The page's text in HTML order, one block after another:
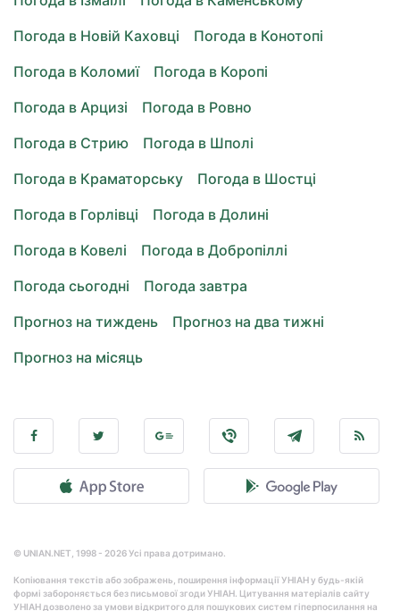
Погода в Новій Каховці
Погода в Конотопі
Погода в Коломиї
Погода в Коропі
Погода в Арцизі
Погода в Ровно
Погода в Стрию
Погода в Шполі
Погода в Краматорську
Погода в Шостці
Погода в Горлівці
Погода в Долині
Погода в Ковелі
Погода в Добропіллі
Погода сьогодні
Погода завтра
Прогноз на тиждень
Прогноз на два тижні
Прогноз на місяць
© UNIAN.NET, 1998 - 2026 Усі права дотримано.
Копіювання текстів або зображень, поширення інформації УНІАН у будь-якій
формі забороняється без письмової згоди УНІАН. Цитування матеріалів сайту
УНІАН дозволено за умови відкритого для пошукових систем гіперпосилання на